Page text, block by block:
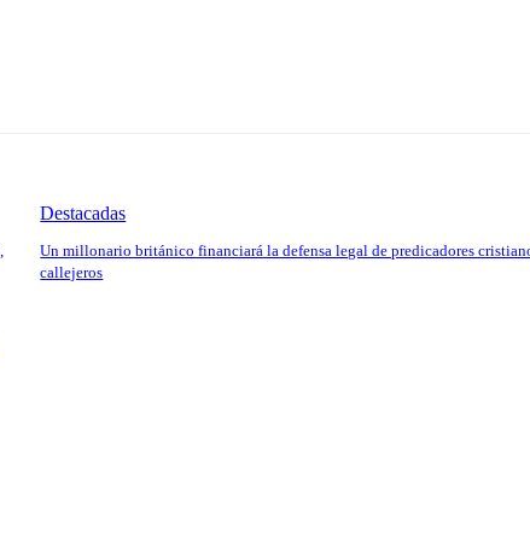
Destacadas
Un millonario británico financiará la defensa legal de predicadores
callejeros